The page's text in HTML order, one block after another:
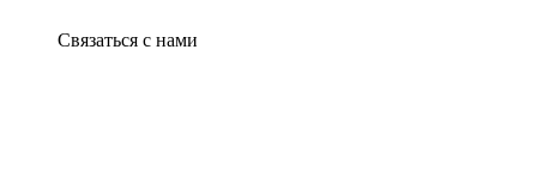
Связаться с нами